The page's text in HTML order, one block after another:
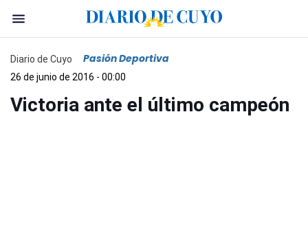
Diario de Cuyo Pasión Deportiva
26 de junio de 2016 - 00:00
Victoria ante el último campeón